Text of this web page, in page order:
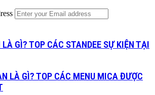
LÀ GÌ? TOP CÁC STANDEE SỰ KIỆN TẠI
LÀ GÌ? TOP CÁC MENU MICA ĐƯỢC